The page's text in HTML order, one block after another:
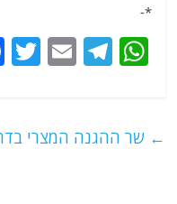
*-
W
s
T
g
E
l ← שר ההגנה המצרי